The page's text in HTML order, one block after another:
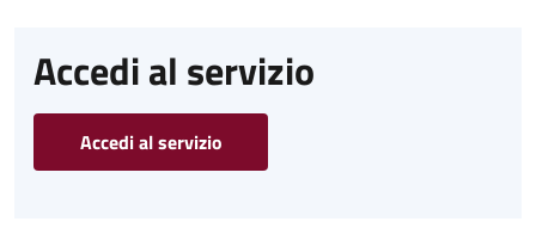
Accedi al servizio
Accedi al servizio